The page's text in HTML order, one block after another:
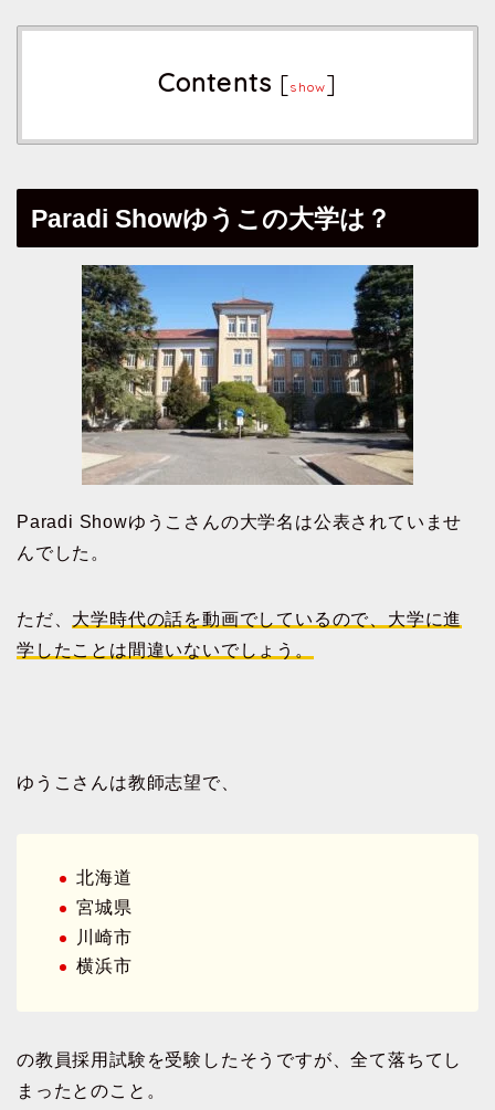
Contents [show]
Paradi Showゆうこの大学は？
Paradi Showゆうこさんの大学名は公表されていませ
んでした。
ただ、 大学時代の話を動画でしているので、大学に進
学したことは間違いないでしょう。
ゆうこさんは教師志望で、
北海道
宮城県
川崎市
横浜市
の教員採用試験を受験したそうですが、全て落ちてし
まったとのこと。